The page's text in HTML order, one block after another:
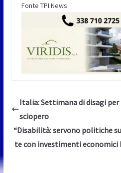
Fonte TPI News
Italia: Settimana di disagi
sciopero
“Disabilità: servono politiche
te con investimenti economici